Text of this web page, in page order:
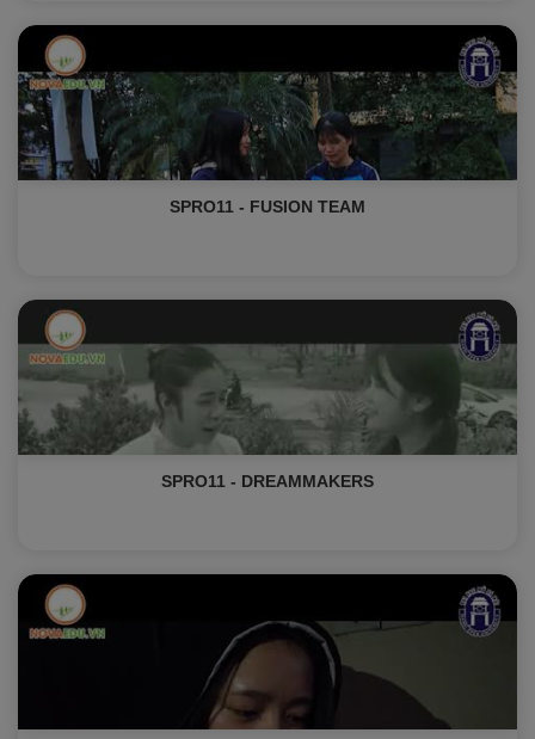
SPRO11 - FUSION TEAM
SPRO11 - DREAMMAKERS